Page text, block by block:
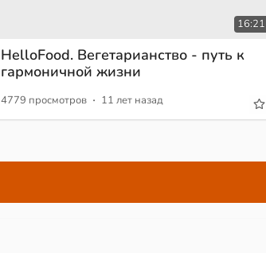
16:21
HelloFood. Вегетарианство - путь к
гармоничной жизни
4779 просмотров · 11 лет назад